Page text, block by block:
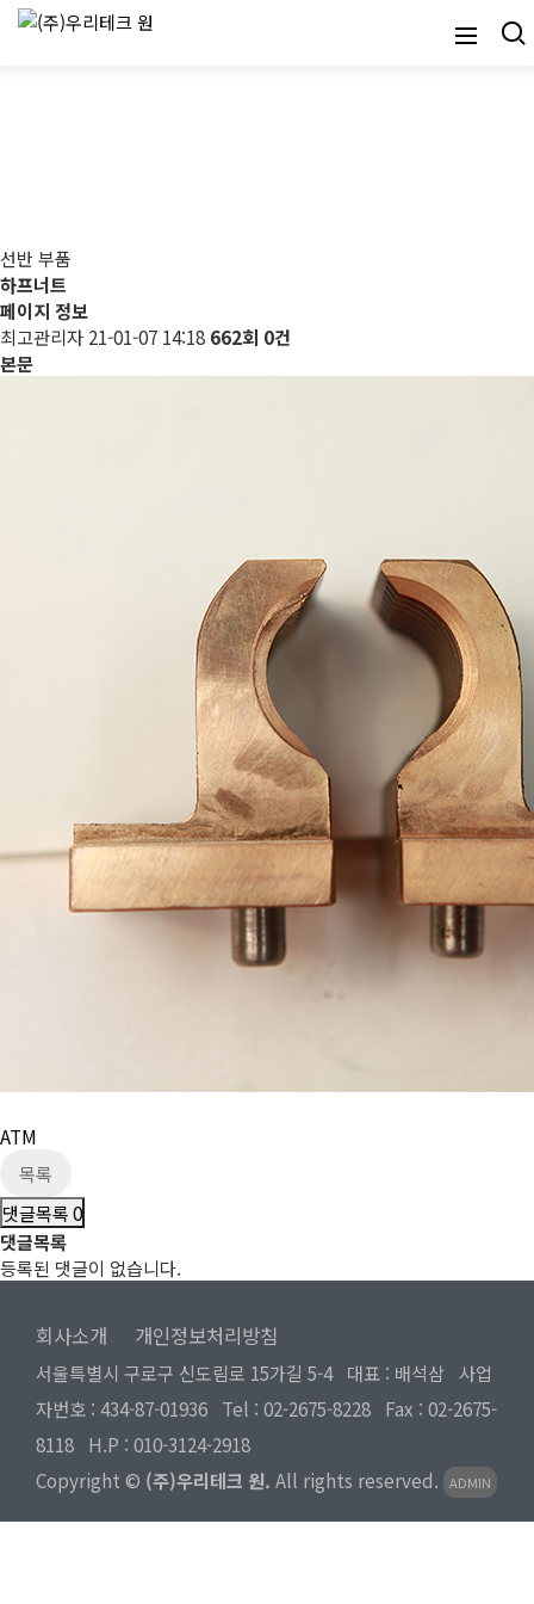
선반 부품
하프너트
페이지 정보
최고관리자 21-01-07 14:18 662회 0건
본문
ATM
목록
댓글목록0
댓글목록
등록된 댓글이 없습니다.
회사소개 개인정보처리방침
서울특별시 구로구 신도림로 15가길 5-4 대표 : 배석삼 사업
자번호 : 434-87-01936 Tel : 02-2675-8228 Fax : 02-2675-
8118 H.P : 010-3124-2918
Copyright © (주)우리테크 원. All rights reserved. ADMIN